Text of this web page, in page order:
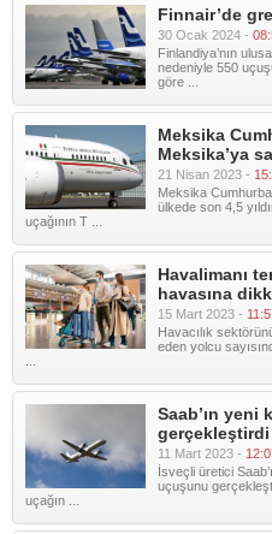
Finnair’de
30 Ocak 2024 -
Finlandiya’nın
nedeniyle 550
göre ...
Meksika
Meksika’ya
21 Nisan 2023 -
Meksika
ülkede son 4,5
uçağının T ...
Havalimanı
havasına
15 Mart 2023 -
Havacılık
eden yolcu
Saab’ın
gerçekleştirdi
11 Mart 2023 -
İsveçli üretici
uçuşunu
uçağın ...